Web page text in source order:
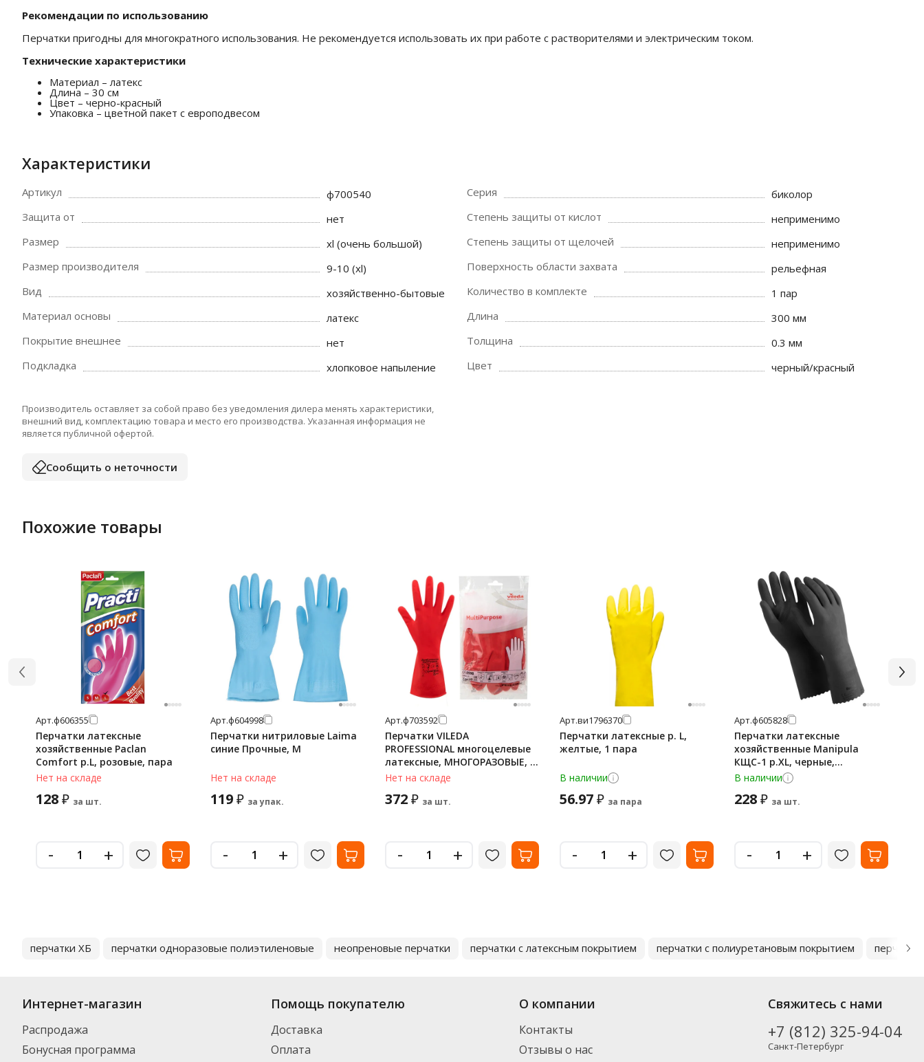
Рекомендации по использованию
Перчатки пригодны для многократного использования. Не рекомендуется использовать их при работе с растворителями и электрическим током.
Технические характеристики
Материал – латекс
Длина – 30 см
Цвет – черно-красный
Упаковка – цветной пакет с европодвесом
Характеристики
Артикул
ф700540
Защита от
нет
Размер
xl (очень большой)
Размер производителя
9-10 (xl)
Вид
хозяйственно-бытовые
Материал основы
латекс
Покрытие внешнее
нет
Подкладка
хлопковое напыление
Серия
биколор
Степень защиты от кислот
неприменимо
Степень защиты от щелочей
неприменимо
Поверхность области захвата
рельефная
Количество в комплекте
1 пар
Длина
300 мм
Толщина
0.3 мм
Цвет
черный/красный
Производитель оставляет за собой право без уведомления дилера менять характеристики,
внешний вид, комплектацию товара и место его производства. Указанная информация не
является публичной офертой.
Сообщить о неточности
Похожие товары
Арт.ф606355
Перчатки латексные
хозяйственные Paclan
Comfort р.L, розовые, пара
Нет на складе
128₽ за шт.
- +
Арт.ф604998
Перчатки нитриловые Laima
синие Прочные, M
Нет на складе
119₽ за упак.
- +
Арт.ф703592
Перчатки VILEDA
PROFESSIONAL многоцелевые
латексные, МНОГОРАЗОВЫЕ, х/
б напыление, ПРОЧНЫЕ, S
(малый), красный, 174341
Нет на складе
372₽ за шт.
- +
Арт.ви1796370
Перчатки латексные р. L,
желтые, 1 пара
В наличии
56.97₽ за пара
- +
Арт.ф605828
Перчатки латексные
хозяйственные Manipula
КЩС-1 р.XL, черные,
двухслойные
В наличии
228₽ за шт.
- +
перчатки ХБ перчатки одноразовые полиэтиленовые неопреновые перчатки перчатки с латексным покрытием перчатки с полиуретановым покрытием
Интернет-магазин
Распродажа
Бонусная программа
Помощь покупателю
Доставка
Оплата
О компании
Контакты
Отзывы о нас
Свяжитесь с нами
+7 (812) 325-94-04
Санкт-Петербург